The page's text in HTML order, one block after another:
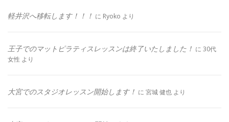
軽井沢へ移転します！！！ に Ryoko より
王子でのマットピラティスレッスンは終了いたしました！ に 30代
女性 より
大宮でのスタジオレッスン開始します！ に 宮城 健也 より